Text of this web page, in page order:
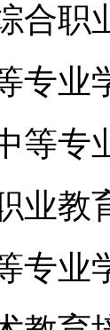
合职
专业
等专
业教
专业